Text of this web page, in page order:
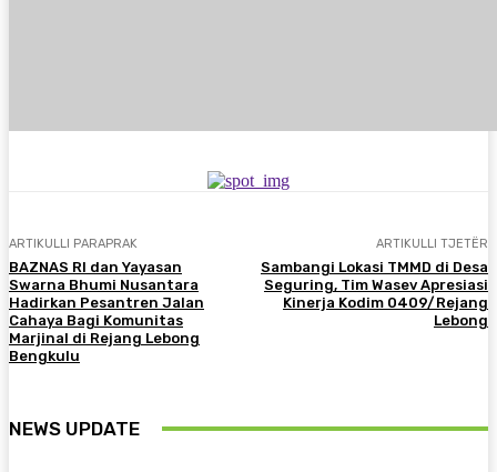
ARTIKULLI PARAPRAK
BAZNAS RI dan Yayasan
Swarna Bhumi Nusantara
Hadirkan Pesantren Jalan
Cahaya Bagi Komunitas
Marjinal di Rejang Lebong
Bengkulu
ARTIKULLI TJETËR
Sambangi Lokasi TMMD di Desa
Seguring, Tim Wasev Apresiasi
Kinerja Kodim 0409/Rejang
Lebong
NEWS UPDATE